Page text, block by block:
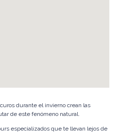
durante el invierno crean las
de este fenómeno natural.
especializados que te llevan lejos de